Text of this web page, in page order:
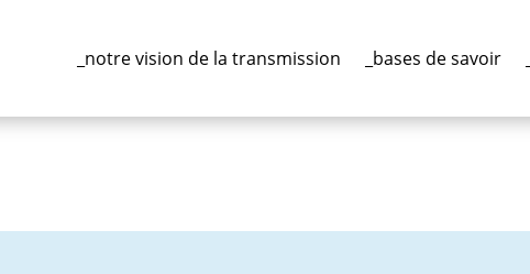
_notre vision de la transmission _bases de savoir